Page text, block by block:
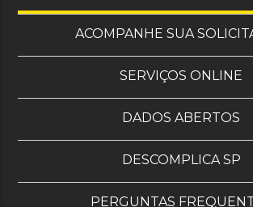
ACOMPANHE SUA
SERVIÇOS ONLINE
DADOS ABERTOS
DESCOMPLICA SP
PERGUNTAS